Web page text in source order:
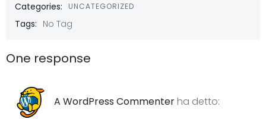
Categories: UNCATEGORIZED
Tags: No Tag
One response
A WordPress Commenterha detto: